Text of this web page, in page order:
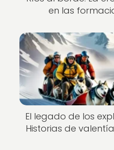
en las
El legado de los
Historias de